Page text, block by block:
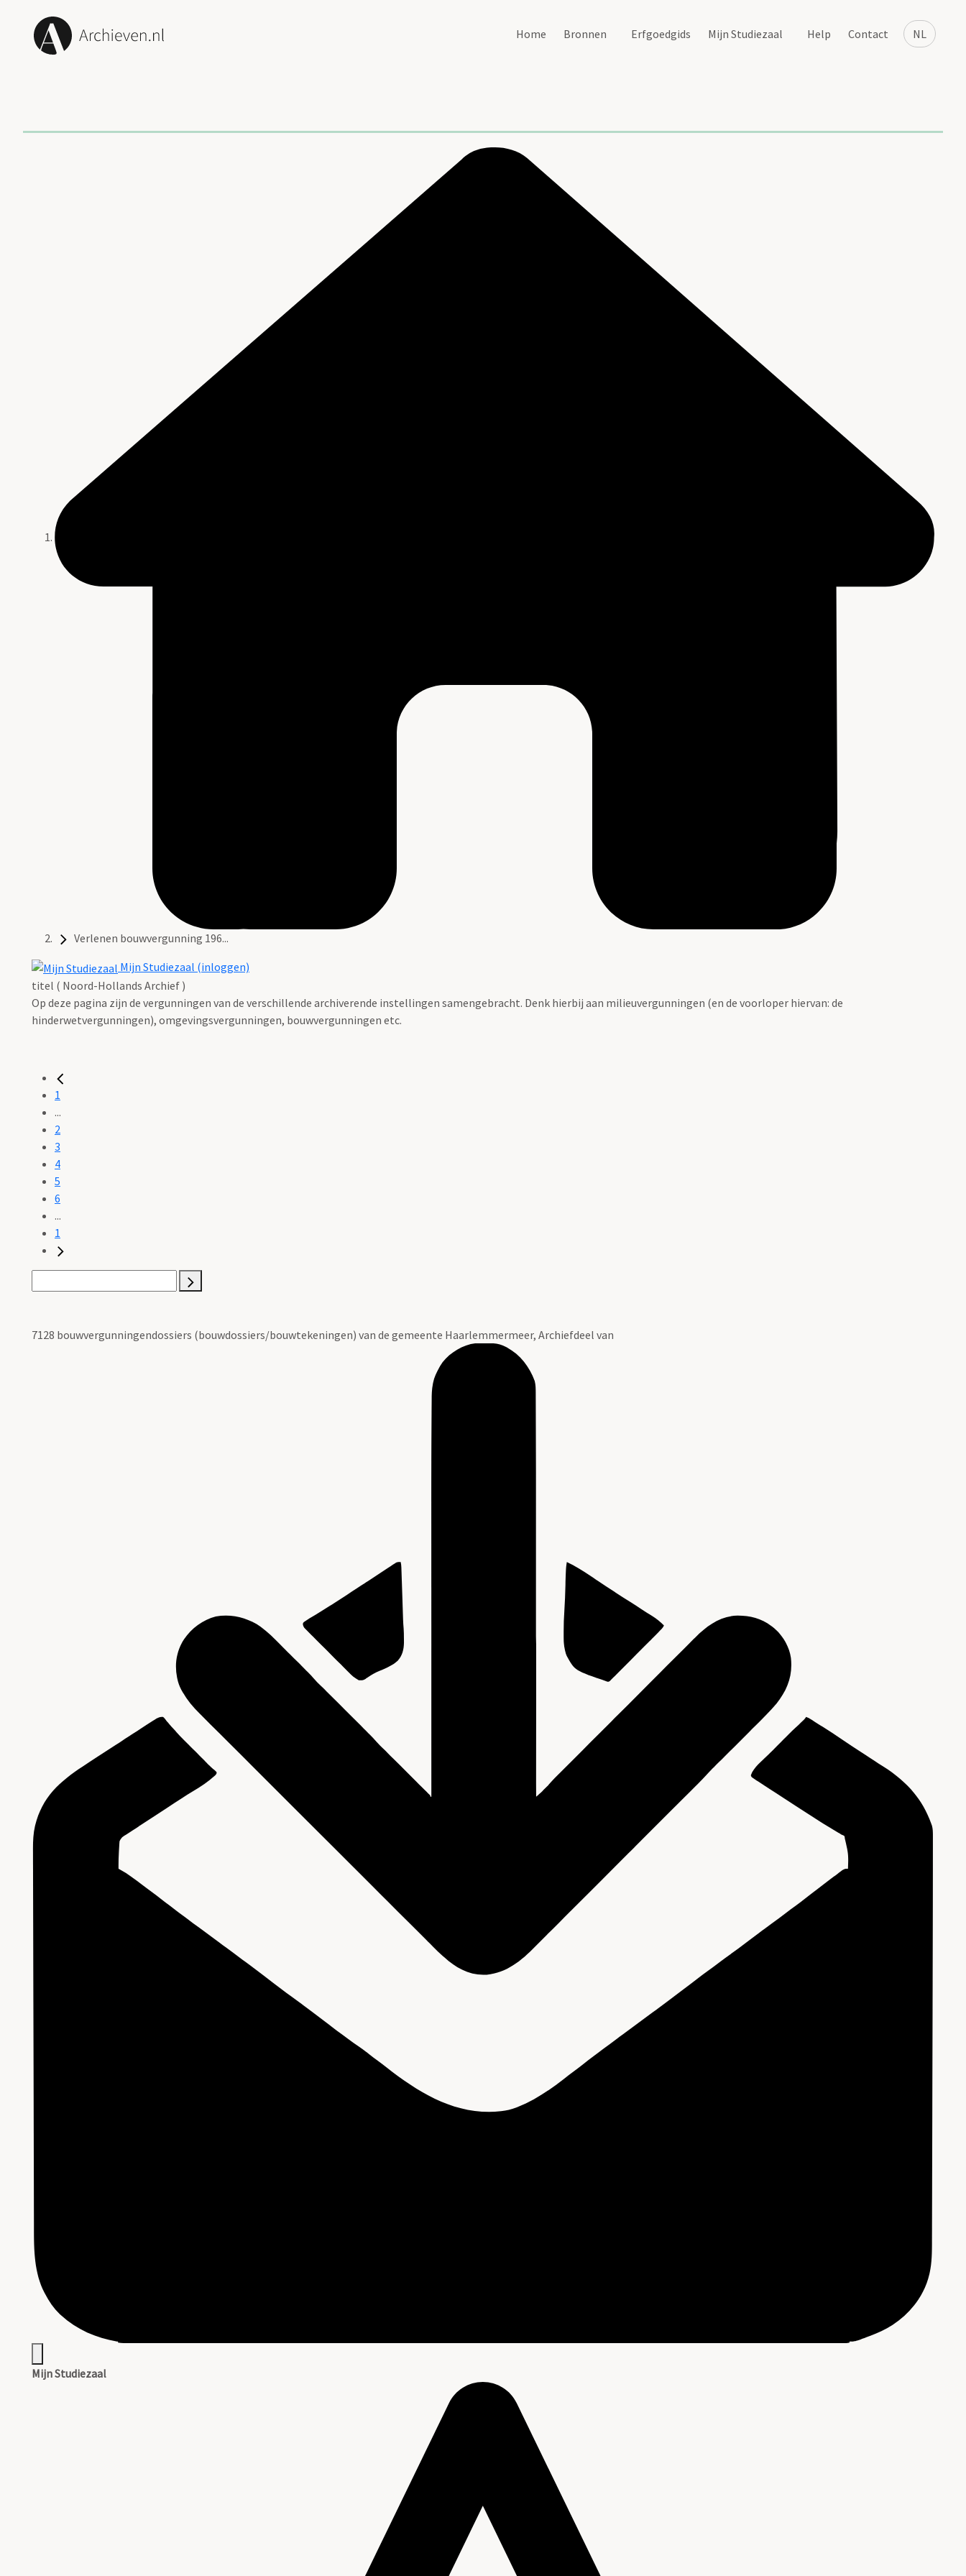
NL
Home Bronnen Erfgoedgids Mijn Studiezaal Help Contact
Verlenen bouwvergunning 196...
Mijn Studiezaal (inloggen)
titel ( Noord-Hollands Archief )
Op deze pagina zijn de vergunningen van de verschillende archiverende instellingen samengebracht. Denk hierbij aan milieuvergunningen (en de voorloper hiervan: de
hinderwetvergunningen), omgevingsvergunningen, bouwvergunningen etc.
1
...
2
3
4
5
6
...
1
7128 bouwvergunningendossiers (bouwdossiers/bouwtekeningen) van de gemeente Haarlemmermeer, Archiefdeel van
Mijn Studiezaal